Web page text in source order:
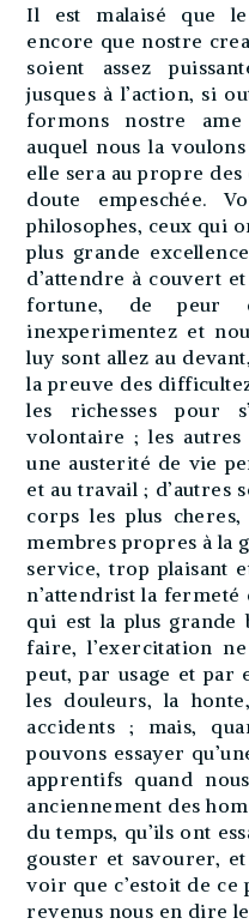
Il est malaisé que
encore que nostre
soient assez
jusques à l’action, si
formons nostre
auquel nous la
elle sera au propre des
doute empeschée.
philosophes, ceux qui
plus grande
d’attendre à couvert
fortune, de peur
inexperimentez et
luy sont allez au
la preuve des
les richesses pour
volontaire ; les
une austerité de vie
et au travail ; d’autres
corps les plus
membres propres à la
service, trop plaisant
n’attendrist la
qui est la plus grande
faire, l’exercitation
peut, par usage et
les douleurs, la
accidents ; mais,
pouvons essayer
apprentifs quand
anciennement des
du temps, qu’ils ont
gouster et savourer,
voir que c’estoit de ce
revenus nous en dire